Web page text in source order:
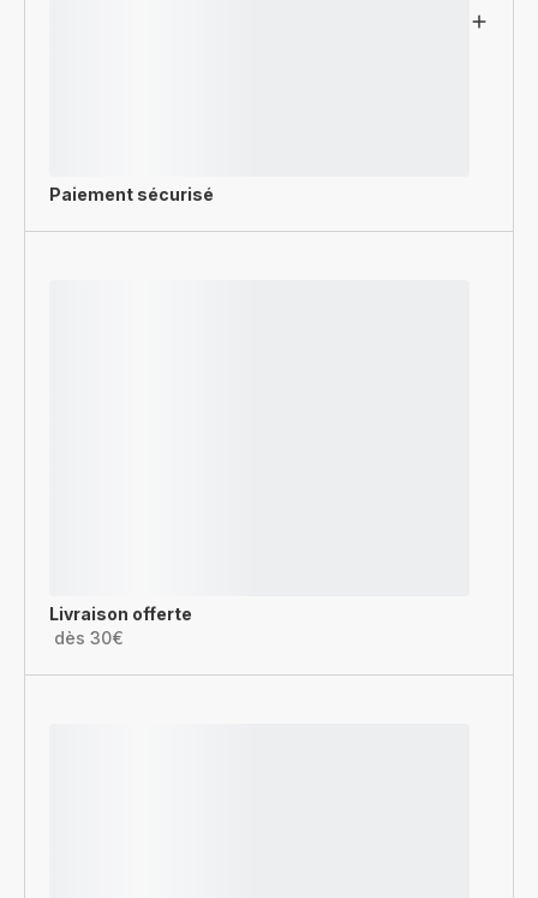
Paiement sécurisé
Livraison offerte
dès 30€